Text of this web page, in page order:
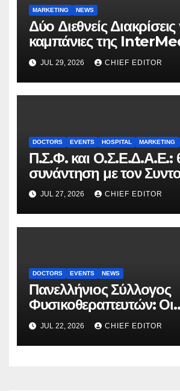
MARKETING NEWS
Δύο Διεθνείς Διακρίσεις
καμπάνιες της
FOOH Awards 2026
JUL 29, 2026 CHIEF EDITOR
DOCTORS EVENTS HOSPITAL MARKETING
Π.Σ.Φ. και Ο.Σ.Ε.Δ.Α.Ε.:
συνάντηση με τον
Γραφείου του
JUL 27, 2026 CHIEF EDITOR
DOCTORS EVENTS NEWS
Πανελλήνιος Σύλλογος
Φυσικοθεραπευτών: Οι
προτάσεις προς τον
τον περιορισμό του
JUL 22, 2026 CHIEF EDITOR